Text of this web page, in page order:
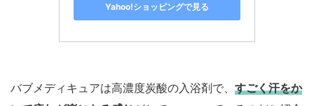
Yahoo!ショッピングで見る
バブメディキュアは高濃度炭酸の入浴剤で、 すごく汗をか